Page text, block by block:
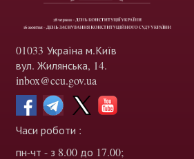
01033 Україна м.Київ
вул. Жилянська, 14.
inbox@ccu.gov.ua
Часи роботи :
пн-чт - з 8.00 до 17.00;